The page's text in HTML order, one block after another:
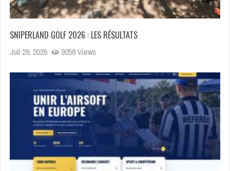
SNIPERLAND GOLF 2026 : LES RÉSULTATS
Juil 28, 2026 9058 Views